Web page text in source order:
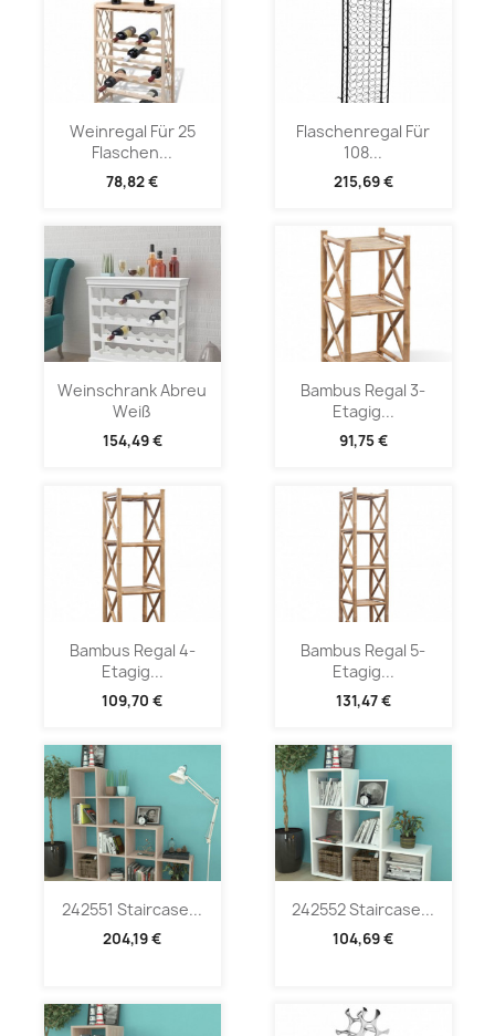
Weinregal Für 25
Flaschen...
78,82 €
Flaschenregal Für
108...
215,69 €
Weinschrank Abreu
Weiß
154,49 €
Bambus Regal 3-
Etagig...
91,75 €
Bambus Regal 4-
Etagig...
109,70 €
Bambus Regal 5-
Etagig...
131,47 €
242551 Staircase...
204,19 €
242552 Staircase...
104,69 €